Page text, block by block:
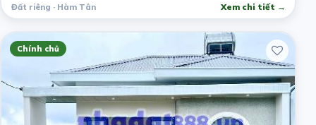
Đất riêng · Hàm Tân Xem chi tiết →
Chính chủ